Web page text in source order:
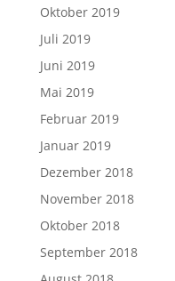
Oktober 2019
Juli 2019
Juni 2019
Mai 2019
Februar 2019
Januar 2019
Dezember 2018
November 2018
Oktober 2018
September 2018